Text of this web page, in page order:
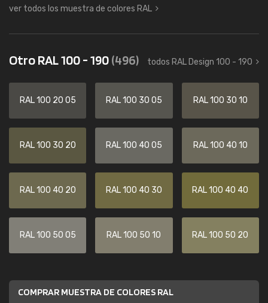
ver todos los muestra de colores RAL
Otro RAL 100 - 190(496) todos RAL Design 100 - 190
RAL 100 20 05 RAL 100 30 05 RAL 100 30 10
RAL 100 30 20 RAL 100 40 05 RAL 100 40 10
RAL 100 40 20 RAL 100 40 30 RAL 100 40 40
RAL 100 50 05 RAL 100 50 10 RAL 100 50 20
COMPRAR MUESTRA DE COLORES RAL